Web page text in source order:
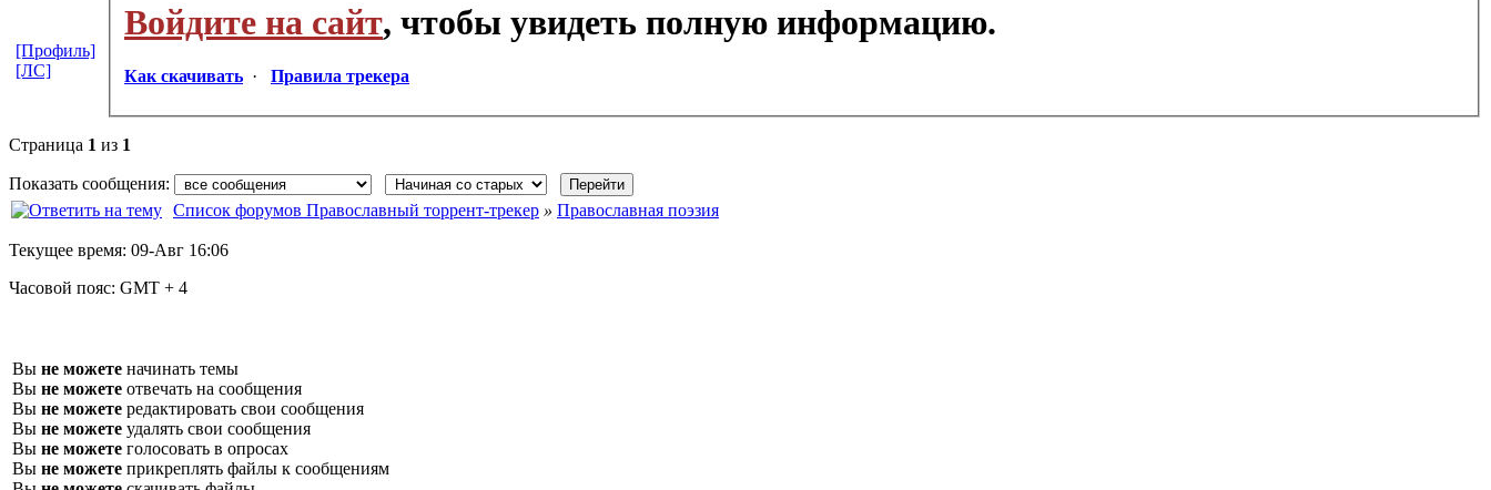
Войдите на сайт, чтобы увидеть полную информацию.
Как скачивать · Правила трекера
[Профиль]
[ЛС]
Страница 1 из 1
Показать сообщения:
Список форумов Православный торрент-трекер » Православная поэзия
Текущее время: 09-Авг 16:06
Часовой пояс: GMT + 4
Вы не можете начинать темы
Вы не можете отвечать на сообщения
Вы не можете редактировать свои сообщения
Вы не можете удалять свои сообщения
Вы не можете голосовать в опросах
Вы не можете прикреплять файлы к сообщениям